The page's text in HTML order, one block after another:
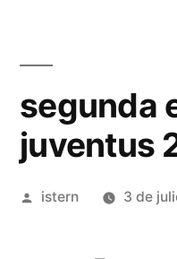
segunda
juventus
Publicado
istern 3 de